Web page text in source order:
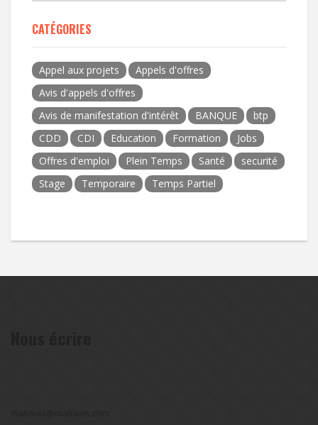
CATÉGORIES
Appel aux projets
Appels d'offres
Avis d'appels d'offres
Avis de manifestation d'intérêt
BANQUE
btp
CDD
CDI Education Formation
Jobs
Offres d'emploi
Plein Temps Santé
securité
Stage
Temporaire Temps Partiel